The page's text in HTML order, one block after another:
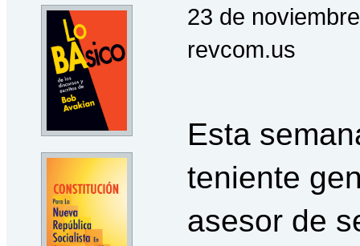
23 de
revcom.us
Esta
teniente
asesor de